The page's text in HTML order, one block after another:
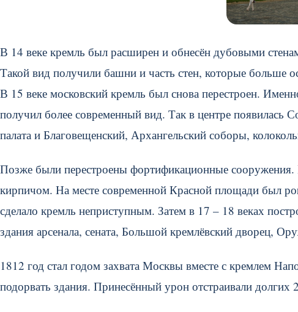
В 14 веке кремль был расширен и обнесён дубовыми
Такой вид получили башни и часть стен, которые больше
В 15 веке московский кремль был снова перестроен.
получил более современный вид. Так в центре появилась
палата и Благовещенский, Архангельский соборы,
Позже были перестроены фортификационные
кирпичом. На месте современной Красной площади был
сделало кремль неприступным. Затем в 17 – 18 веках
здания арсенала, сената, Большой кремлёвский дворец,
1812 год стал годом захвата Москвы вместе с кремлем
подорвать здания. Принесённый урон отстраивали долгих